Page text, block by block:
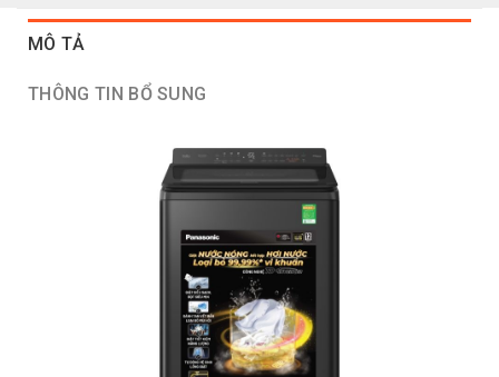
MÔ TẢ
THÔNG TIN BỔ SUNG